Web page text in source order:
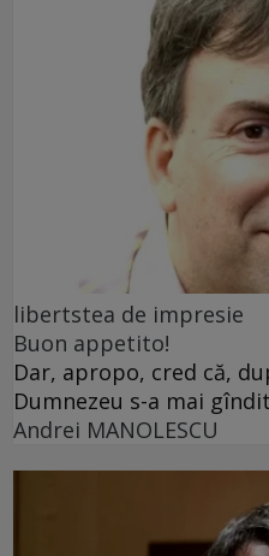
libertstea de impresie
Buon appetito!
Dar, apropo, cred că,
Dumnezeu s-a mai
Andrei MANOLESCU